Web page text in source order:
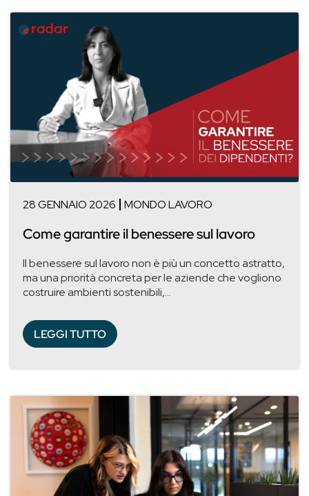
28 GENNAIO 2026 MONDO LAVORO
Come garantire il benessere sul lavoro
Il benessere sul lavoro non è più un concetto astratto,
ma una priorità concreta per le aziende che vogliono
costruire ambienti sostenibili,...
LEGGI TUTTO